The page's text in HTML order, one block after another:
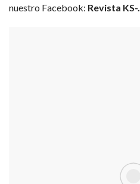
nuestro Facebook: Revista KS-.